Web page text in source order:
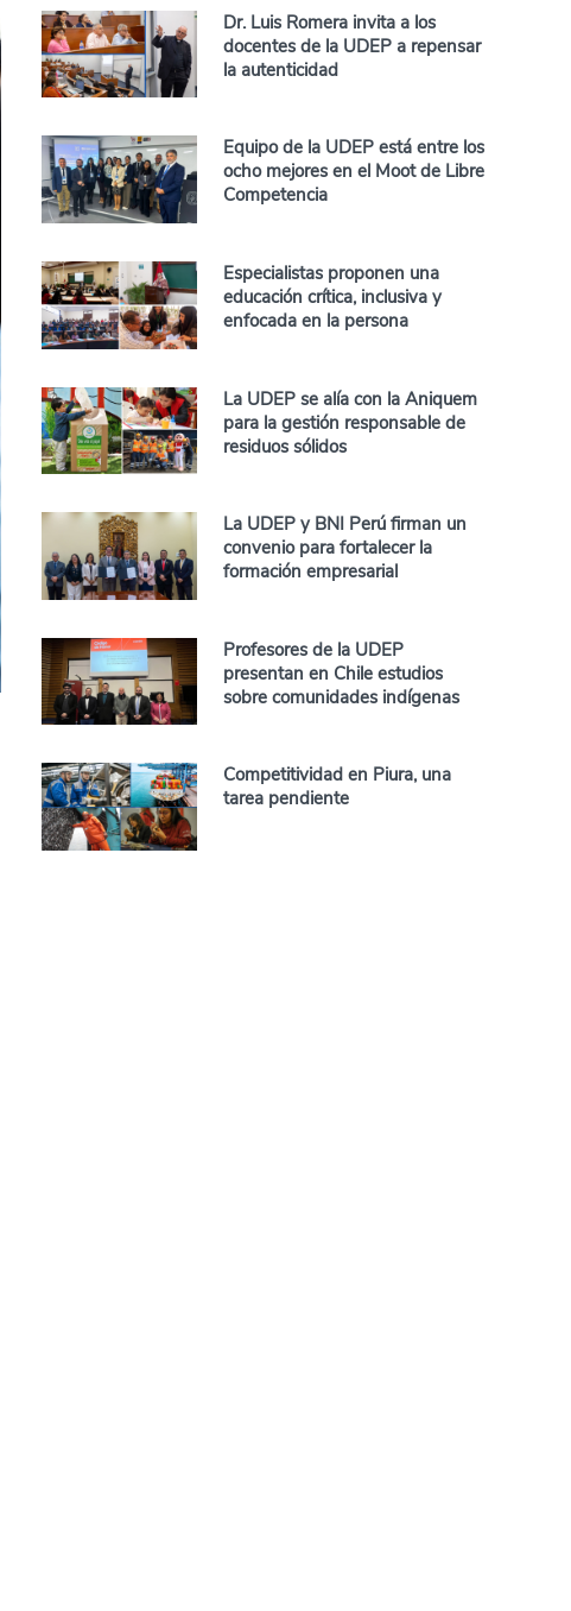
Dr. Luis Romera invita a los
docentes de la UDEP a repensar
la autenticidad
Equipo de la UDEP está entre los
ocho mejores en el Moot de Libre
Competencia
Especialistas proponen una
educación crítica, inclusiva y
enfocada en la persona
La UDEP se alía con la Aniquem
para la gestión responsable de
residuos sólidos
La UDEP y BNI Perú firman un
convenio para fortalecer la
formación empresarial
Profesores de la UDEP
presentan en Chile estudios
sobre comunidades indígenas
Competitividad en Piura, una
tarea pendiente